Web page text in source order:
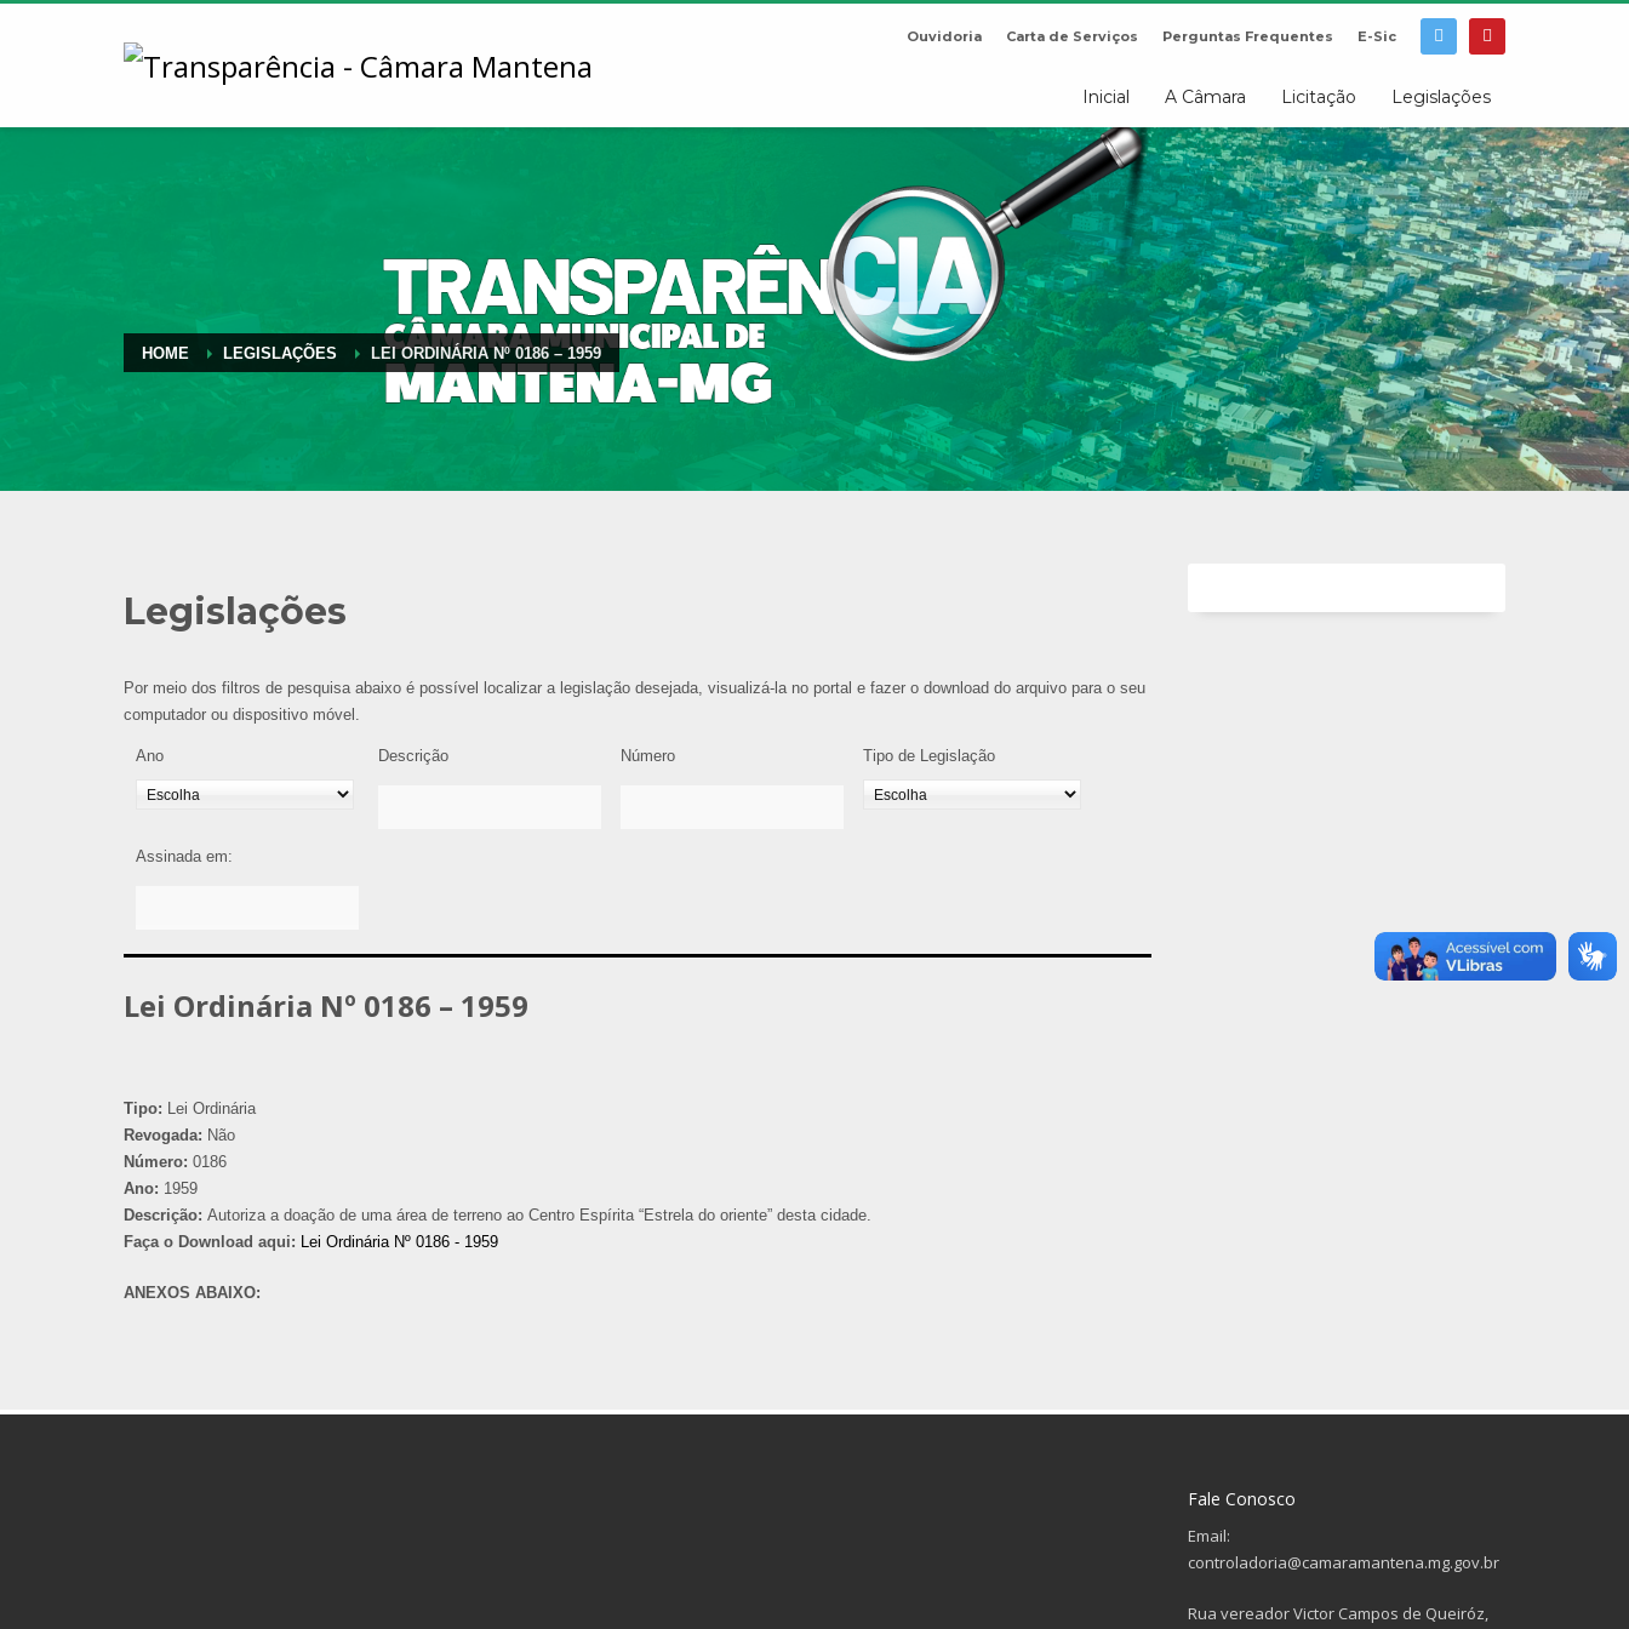
Ouvidoria Carta de Serviços Perguntas Frequentes E-Sic
Inicial A Câmara Licitação Legislações
HOME LEGISLAÇÕES LEI ORDINÁRIA Nº 0186 – 1959
Legislações
Por meio dos filtros de pesquisa abaixo é possível localizar a legislação desejada, visualizá-la no portal e fazer o download do arquivo para o seu
computador ou dispositivo móvel.
Ano Descrição Número Tipo de Legislação
Assinada em:
Lei Ordinária Nº 0186 – 1959
Tipo: Lei Ordinária
Revogada: Não
Número: 0186
Ano: 1959
Descrição: Autoriza a doação de uma área de terreno ao Centro Espírita “Estrela do oriente” desta cidade.
Faça o Download aqui: Lei Ordinária Nº 0186 - 1959
ANEXOS ABAIXO:
Fale Conosco
Email:
controladoria@camaramantena.mg.gov.br
Rua vereador Victor Campos de Queiróz,